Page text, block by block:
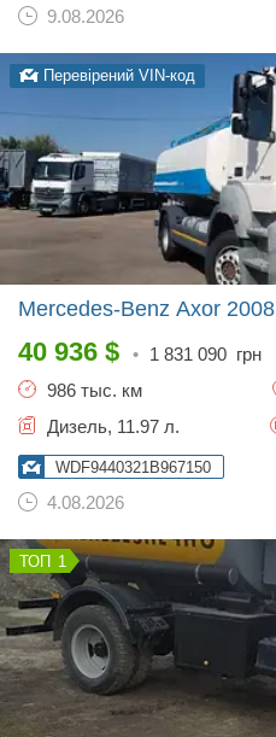
9.08.2026
Перевірений VIN-код
Mercedes-Benz Axor 2008
40 936 $ • 1 831 090 грн
986 тыс. км
Дизель, 11.97 л.
WDF9440321B967150
4.08.2026
1